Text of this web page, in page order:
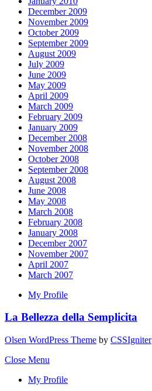
December 2009
November 2009
October 2009
September 2009
August 2009
July 2009
June 2009
May 2009
April 2009
March 2009
February 2009
January 2009
December 2008
November 2008
October 2008
September 2008
August 2008
June 2008
May 2008
March 2008
February 2008
January 2008
December 2007
November 2007
April 2007
March 2007
My Profile
La Bellezza della Semplicita
Olsen WordPress Theme by CSSIgniter
Close Menu
My Profile